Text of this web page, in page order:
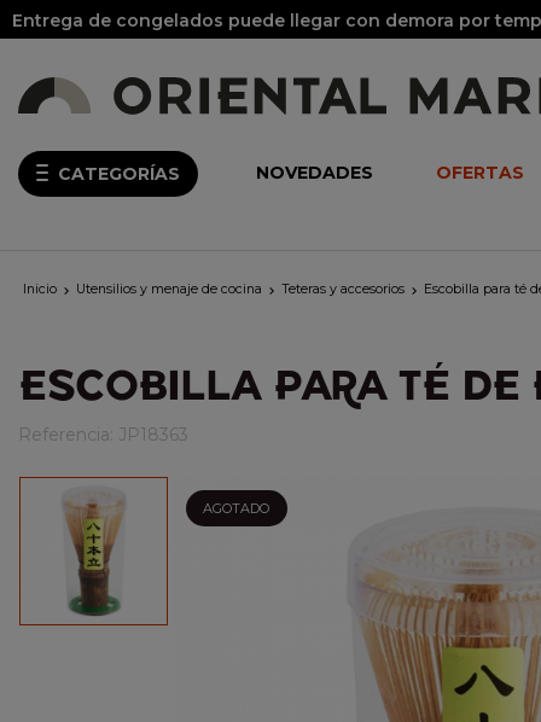
Entrega de congelados puede llegar con demora por
CATEGORÍAS NOVEDADES OFERTAS
Inicio  Utensilios y menaje de cocina  Teteras y accesorios  Escobilla para té
ESCOBILLA PARA TÉ DE
Referencia: JP18363
AGOTADO